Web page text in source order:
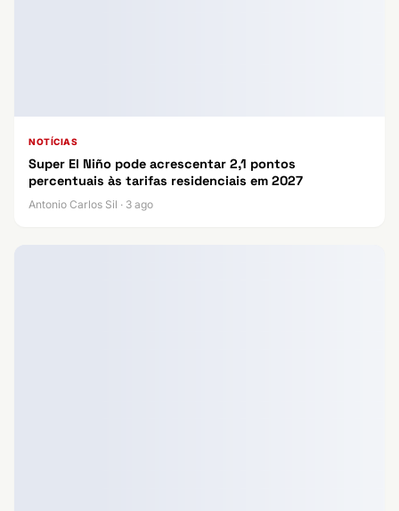
NOTÍCIAS
Super El Niño pode acrescentar 2,1 pontos
percentuais às tarifas residenciais em 2027
Antonio Carlos Sil · 3 ago